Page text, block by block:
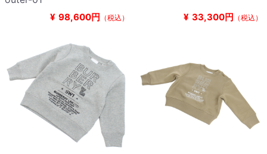
¥ 98,600円 （税込） ¥ 33,300円 （税込）